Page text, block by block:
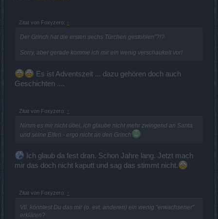
Zitat von Foxyzero: ↑
Der Grinch hat die ersten sechs Türchen gestohlen"?!?
Sorry, aber gerade komme ich mir ein wenig verschaukelt vor!
Es ist Adventszeit ... dazu gehören doch auch
Geschichten ....
Zitat von Foxyzero: ↑
Nimm es mir nicht übel, ich glaube nicht mehr zwingend an Santa
und seine Elfen - ergo nicht an den Grinch
Ich glaub da fest dran. Schon Jahre lang. Jetzt mach
mir das doch nicht kaputt und sag das stimmt nicht.
Zitat von Foxyzero: ↑
Vll. könntest Du das mir (o. evt. anderen) ein wenig "erwachsener"
erklären?